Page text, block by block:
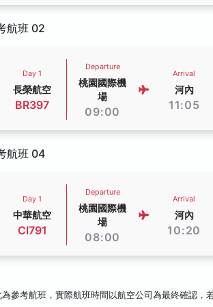
航班 02
Day 1
長榮航空
BR397
Departure
桃園國際機
場
09:00
Arrival
河內
11:05
航班 04
Day 1
中華航空
CI791
Departure
桃園國際機
場
08:00
Arrival
河內
10:20
參考航班，實際航班時間以航空公司為最終確認，